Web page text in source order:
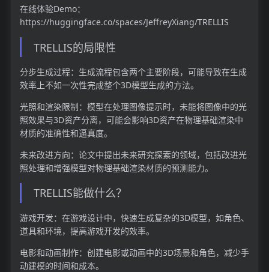
在线体验Demo：
https://huggingface.co/spaces/JeffreyXiang/TRELLIS
TRELLIS的局限性
分步生成过程：生成流程包含两个主要阶段，可能导致在生成
效率上不如一次性完成整个3D模型生成的方法。
光照和渲染限制：模型在处理图像提示时，未能将图像中的光
照效果与3D资产分离，可能会影响3D资产在物理基础渲染中
材质的准确性和逼真度。
未来改进方向：论文中提出未来研究探索的领域，包括改进光
照处理和增强模型对物理基础渲染材质的预测能力。
TRELLIS能做什么？
游戏开发：在游戏设计中，快速生成复杂的3D模型，如角色、
道具和环境，提高游戏开发的效率。
电影和动画制作：创建电影或动画中的3D场景和角色，减少手
动建模的时间和成本。